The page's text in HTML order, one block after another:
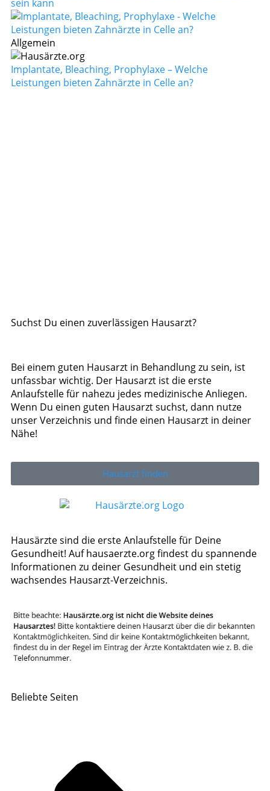
sein kann
Allgemein
Implantate, Bleaching, Prophylaxe – Welche
Leistungen bieten Zahnärzte in Celle an?
Suchst Du einen zuverlässigen Hausarzt?
Bei einem guten Hausarzt in Behandlung zu sein, ist
unfassbar wichtig. Der Hausarzt ist die erste
Anlaufstelle für nahezu jedes medizinische Anliegen.
Wenn Du einen guten Hausarzt suchst, dann nutze
unser Verzeichnis und finde einen Hausarzt in deiner
Nähe!
Hausarzt finden
Hausärzte sind die erste Anlaufstelle für Deine
Gesundheit! Auf hausaerzte.org findest du spannende
Informationen zu deiner Gesundheit und ein stetig
wachsendes Hausarzt-Verzeichnis.
Beliebte Seiten